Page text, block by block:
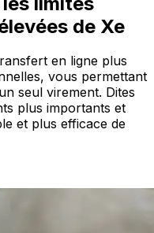
de Xe
en ligne plus
vous permettant
seul virement. Dites
plus importants et
et plus efficace de